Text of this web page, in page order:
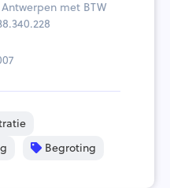
met BTW
Begroting